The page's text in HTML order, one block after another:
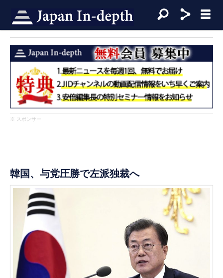
※ スポンサー
韓国、与党圧勝で左派独裁へ